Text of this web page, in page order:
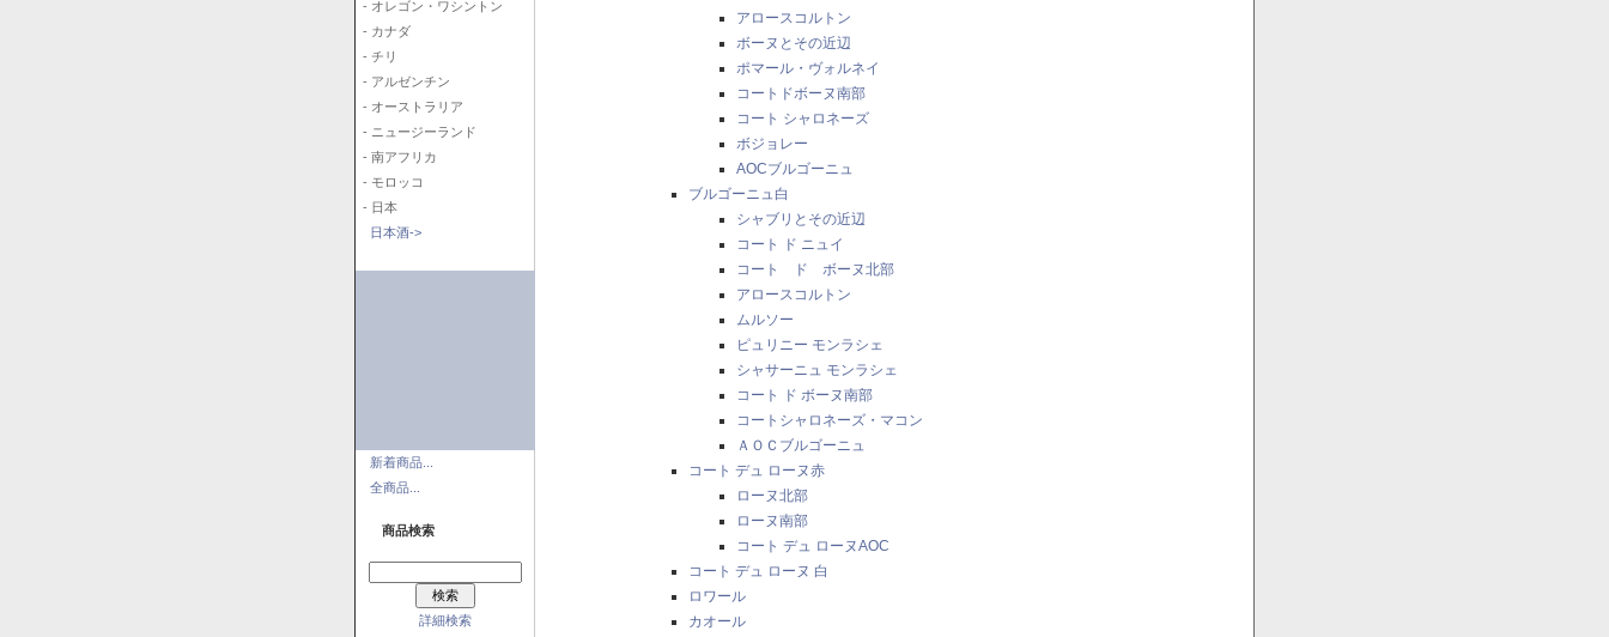
- オレゴン・ワシントン
- カナダ
- チリ
- アルゼンチン
- オーストラリア
- ニュージーランド
- 南アフリカ
- モロッコ
- 日本
日本酒->
新着商品...
全商品...
商品検索
詳細検索
アロースコルトン
ボーヌとその近辺
ポマール・ヴォルネイ
コートドボーヌ南部
コート シャロネーズ
ボジョレー
AOCブルゴーニュ
ブルゴーニュ白
シャブリとその近辺
コート ド ニュイ
コート ド ボーヌ北部
アロースコルトン
ムルソー
ピュリニー モンラシェ
シャサーニュ モンラシェ
コート ド ボーヌ南部
コートシャロネーズ・マコン
ＡＯＣブルゴーニュ
コート デュ ローヌ赤
ローヌ北部
ローヌ南部
コート デュ ローヌAOC
コート デュ ローヌ 白
ロワール
カオール